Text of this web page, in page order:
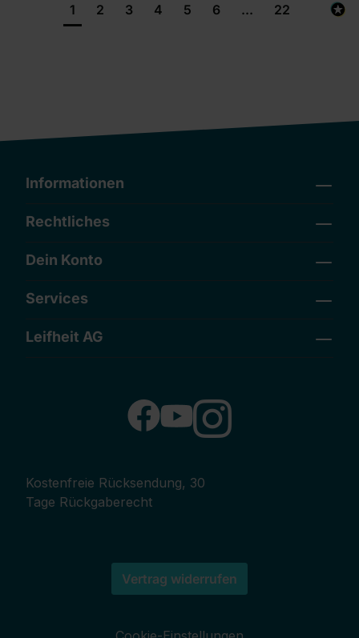
1 2 3 4 5 6 ... 22
Informationen
Rechtliches
Dein Konto
Services
Leifheit AG
Kostenfreie Rücksendung, 30
Tage Rückgaberecht
Vertrag widerrufen